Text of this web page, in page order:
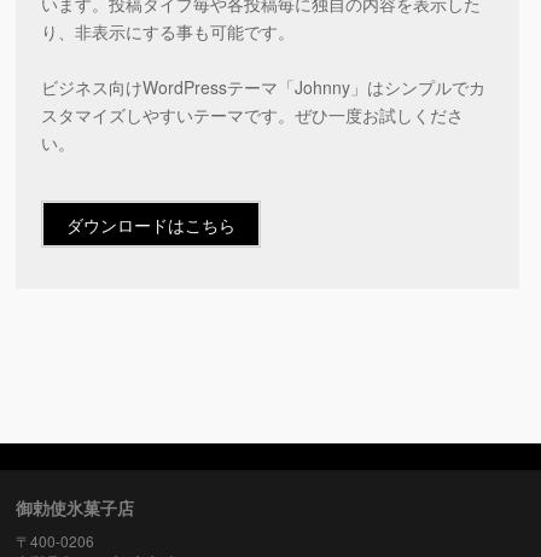
り、非表示にする事も可能です。
ビジネス向けWordPressテーマ「Johnny」はシンプルでカ
スタマイズしやすいテーマです。ぜひ一度お試しくださ
い。
ダウンロードはこちら
御勅使氷菓子店
〒400-0206